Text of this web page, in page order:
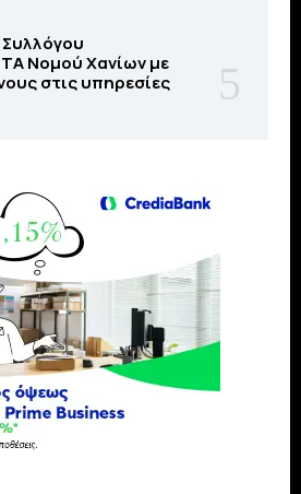
Νομού Χανίων με
στις υπηρεσίες